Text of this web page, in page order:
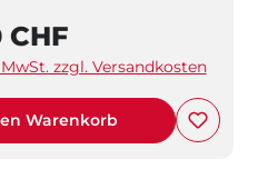
CHF
zzgl. Versandkosten
Warenkorb